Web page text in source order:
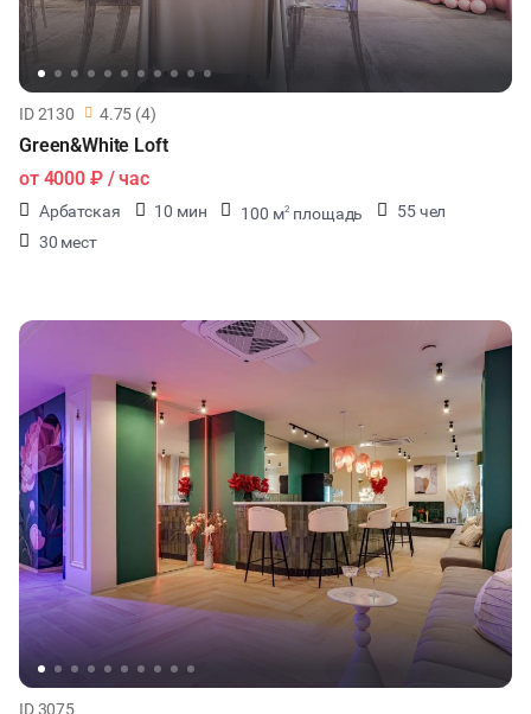
ID 2130 4.75 (4)
Green&White Loft
от 4000 ₽/ час
Арбатская 10 мин 100 м2 площадь
55 чел
30 мест
ID 3075